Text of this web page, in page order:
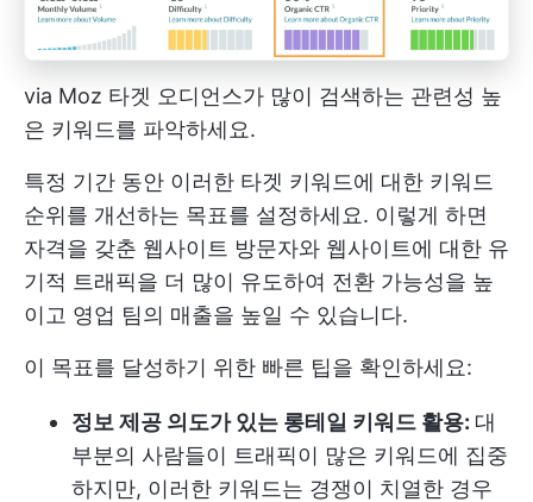
via Moz 타겟 오디언스가 많이 검색하는 관련성 높
은 키워드를 파악하세요.
특정 기간 동안 이러한 타겟 키워드에 대한 키워드
순위를 개선하는 목표를 설정하세요. 이렇게 하면
자격을 갖춘 웹사이트 방문자와 웹사이트에 대한 유
기적 트래픽을 더 많이 유도하여 전환 가능성을 높
이고 영업 팀의 매출을 높일 수 있습니다.
이 목표를 달성하기 위한 빠른 팁을 확인하세요:
정보 제공 의도가 있는 롱테일 키워드 활용: 대
부분의 사람들이 트래픽이 많은 키워드에 집중
하지만, 이러한 키워드는 경쟁이 치열한 경우